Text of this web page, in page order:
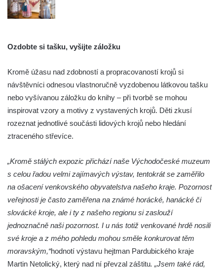
Ozdobte si tašku, vyšijte záložku
Kromě úžasu nad zdobností a propracovaností krojů si
návštěvníci odnesou vlastnoručně vyzdobenou látkovou tašku
nebo vyšívanou záložku do knihy – při tvorbě se mohou
inspirovat vzory a motivy z vystavených krojů. Děti zkusí
rozeznat jednotlivé součásti lidových krojů nebo hledání
ztraceného střevíce.
„Kromě stálých expozic přichází naše Východočeské muzeum
s celou řadou velmi zajímavých výstav, tentokrát se zaměřilo
na ošacení venkovského obyvatelstva našeho kraje. Pozornost
veřejnosti je často zaměřena na známé horácké, hanácké či
slovácké kroje, ale i ty z našeho regionu si zaslouží
jednoznačně naši pozornost. I u nás totiž venkované hrdě nosili
své kroje a z mého pohledu mohou směle konkurovat těm
moravským,“hodnotí výstavu hejtman Pardubického kraje
Martin Netolický, který nad ní převzal záštitu. „Jsem také rád,